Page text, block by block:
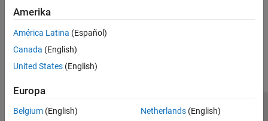
Amerika
América Latina (Español)
Canada (English)
United States (English)
Europa
Belgium (English)
Netherlands(English)
Trust Center
Datenschutz-Richtlinien